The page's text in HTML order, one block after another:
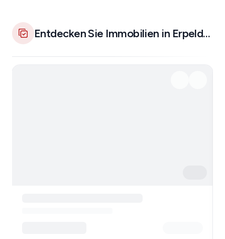
Entdecken Sie Immobilien in Erpeldange-sur-Sûre